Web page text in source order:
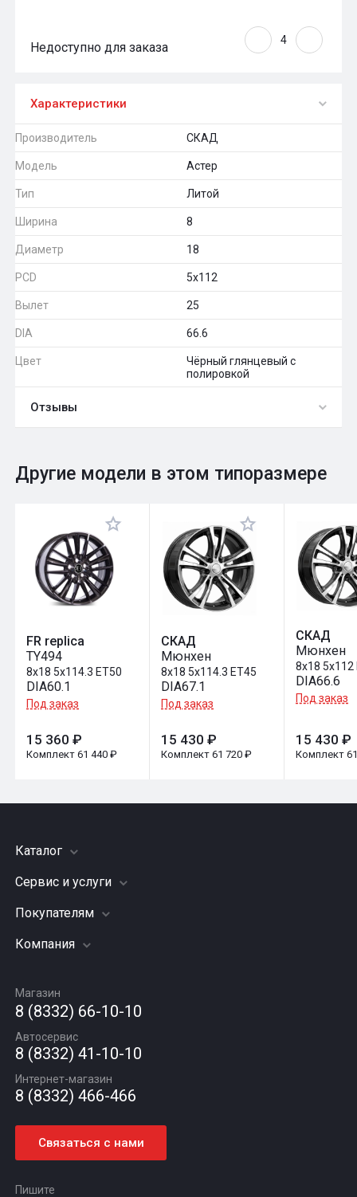
Недоступно для заказа
Характеристики
Производитель СКАД
Модель Астер
Тип Литой
Ширина 8
Диаметр 18
PCD 5x112
Вылет 25
DIA 66.6
Цвет
Чёрный глянцевый с
полировкой
Отзывы
Оставить отзыв
Общий рейтинг 0
Другие модели в этом типоразмере
FR replica
TY494
8x18 5x114.3 ET50
DIA60.1
Под заказ
15 360 ₽
Комплект 61 440 ₽
СКАД
Мюнхен
8x18 5x114.3 ET45
DIA67.1
Под заказ
15 430 ₽
Комплект 61 720 ₽
СКАД
Мюнхен
8x18 5x112
DIA66.6
Под заказ
15 430 ₽
Комплект
Каталог
Шины
Грузовые шины
Диски
Автомасла
Сервис и услуги
Заправка кондиционера
Подвеска (ходовая часть)
Шиномонтаж
Покупателям
Акции
Гарантии и возврат
Компания
Вакансии
Новости
Статьи
Контакты
Магазин
8 (8332) 66-10-10
Автосервис
8 (8332) 41-10-10
Интернет-магазин
8 (8332) 466-466
Связаться с нами
Пишите